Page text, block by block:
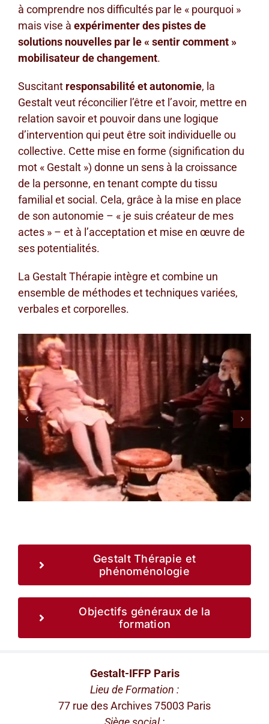
à comprendre nos difficultés par le « pourquoi »
mais vise à expérimenter des pistes de
solutions nouvelles par le « sentir comment »
mobilisateur de changement.
Suscitant responsabilité et autonomie, la
Gestalt veut réconcilier l’être et l’avoir, mettre en
relation savoir et pouvoir dans une logique
d’intervention qui peut être soit individuelle ou
collective. Cette mise en forme (signification du
mot « Gestalt ») donne un sens à la croissance
de la personne, en tenant compte du tissu
familial et social. Cela, grâce à la mise en place
de son autonomie – « je suis créateur de mes
actes » – et à l’acceptation et mise en œuvre de
ses potentialités.
La Gestalt Thérapie intègre et combine un
ensemble de méthodes et techniques variées,
verbales et corporelles.
Gestalt Thérapie et
phénoménologie
Objectifs généraux de la
formation
Gestalt-IFFP Paris
Lieu de Formation :
77 rue des Archives 75003 Paris